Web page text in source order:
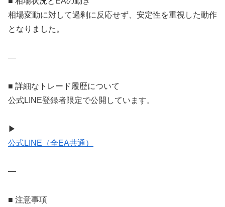
相場変動に対して過剰に反応せず、安定性を重視した動作
となりました。
—
■ 詳細なトレード履歴について
公式LINE登録者限定で公開しています。
▶
公式LINE（全EA共通）
—
■ 注意事項